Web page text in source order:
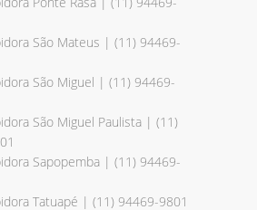
São Mateus | (11) 94469-
São Miguel | (11) 94469-
São Miguel Paulista | (11)
Sapopemba | (11) 94469-
Tatuapé | (11) 94469-9801